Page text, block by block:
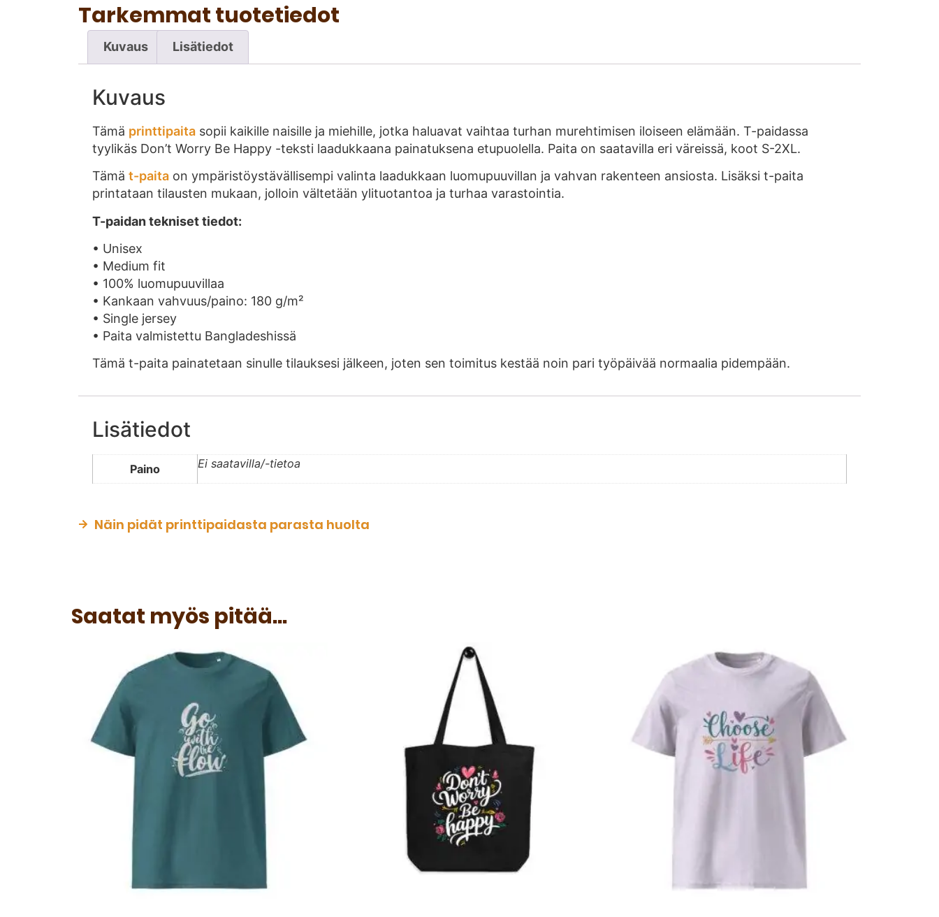
Tarkemmat tuotetiedot
Kuvaus Lisätiedot
Kuvaus
Tämä printtipaita sopii kaikille naisille ja miehille, jotka haluavat vaihtaa turhan murehtimisen iloiseen elämään. T-paidassa
tyylikäs Don’t Worry Be Happy -teksti laadukkaana painatuksena etupuolella. Paita on saatavilla eri väreissä, koot S-2XL.
Tämä t-paita on ympäristöystävällisempi valinta laadukkaan luomupuuvillan ja vahvan rakenteen ansiosta. Lisäksi t-paita
printataan tilausten mukaan, jolloin vältetään ylituotantoa ja turhaa varastointia.
T-paidan tekniset tiedot:
• Unisex
• Medium fit
• 100% luomupuuvillaa
• Kankaan vahvuus/paino: 180 g/m²
• Single jersey
• Paita valmistettu Bangladeshissä
Tämä t-paita painatetaan sinulle tilauksesi jälkeen, joten sen toimitus kestää noin pari työpäivää normaalia pidempään.
Lisätiedot
Paino Ei saatavilla/-tietoa
Näin pidät printtipaidasta parasta huolta
Saatat myös pitää...